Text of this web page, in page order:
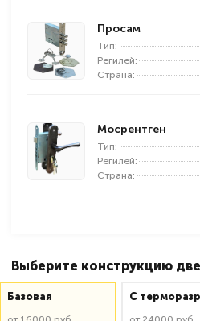
Просам
Тип:
Регилей:
Страна:
Мосрентген
Тип:
Регилей:
Страна:
Выберите конструкцию
Базовая C